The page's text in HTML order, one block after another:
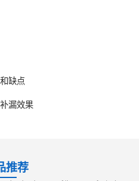
缺点
漏效果
推荐